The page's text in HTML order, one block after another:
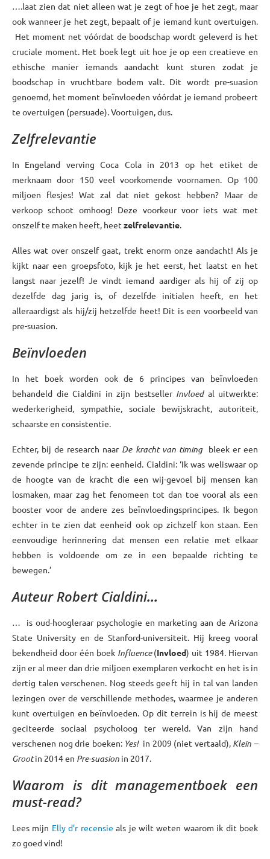
….laat zien dat niet alleen wat je zegt of hoe je het zegt, maar
ook wanneer je het zegt, bepaalt of je iemand kunt overtuigen.
Het moment net vóórdat de boodschap wordt geleverd is het
cruciale moment. Het boek legt uit hoe je op een creatieve en
ethische manier iemands aandacht kunt sturen zodat je
boodschap in vruchtbare bodem valt. Dit wordt pre-suasion
genoemd, het moment beïnvloeden vóórdat je iemand probeert
te overtuigen (persuade). Voortuigen, dus.
Zelfrelevantie
In Engeland verving Coca Cola in 2013 op het etiket de
merknaam door 150 veel voorkomende voornamen. Op 100
miljoen flesjes! Wat zal dat niet gekost hebben? Maar de
verkoop schoot omhoog! Deze voorkeur voor iets wat met
onszelf te maken heeft, heet zelfrelevantie.
Alles wat over onszelf gaat, trekt enorm onze aandacht! Als je
kijkt naar een groepsfoto, kijk je het eerst, het laatst en het
langst naar jezelf! Je vindt iemand aardiger als hij of zij op
dezelfde dag jarig is, of dezelfde initialen heeft, en het
alleraardigst als hij/zij hetzelfde heet! Dit is een voorbeeld van
pre-suasion.
Beïnvloeden
In het boek worden ook de 6 principes van beïnvloeden
behandeld die Cialdini in zijn bestseller Invloedal uitwerkte:
wederkerigheid, sympathie, sociale bewijskracht, autoriteit,
schaarste en consistentie.
Echter, bij de research naar De kracht van timingbleek er een
zevende principe te zijn: eenheid. Cialdini: ‘Ik was weliswaar op
de hoogte van de kracht die een wij-gevoel bij mensen kan
losmaken, maar zag het fenomeen tot dan toe vooral als een
booster voor de andere zes beïnvloedingsprincipes. Ik begon
echter in te zien dat eenheid ook op zichzelf kon staan. Een
eenvoudige herinnering dat mensen een relatie met elkaar
hebben is voldoende om ze in een bepaalde richting te
bewegen.’
Auteur Robert Cialdini…
… is oud-hoogleraar psychologie en marketing aan de Arizona
State University en de Stanford-universiteit. Hij kreeg vooral
bekendheid door één boek Influence(Invloed) uit 1984. Hiervan
zijn er al meer dan drie miljoen exemplaren verkocht en het is in
dertig talen verschenen. Nog steeds geeft hij in tal van landen
lezingen over de verschillende methodes, waarmee je anderen
kunt overtuigen en beïnvloeden. Op dit terrein is hij de meest
geciteerde sociaal psycholoog ter wereld. Van zijn hand
verschenen nog drie boeken: Yes! in 2009 (niet vertaald), Klein –
Grootin 2014 en Pre-suasion in 2017.
Waarom is dit managementboek een
must-read?
Lees mijn Elly d’r recensie als je wilt weten waarom ik dit boek
zo goed vind!